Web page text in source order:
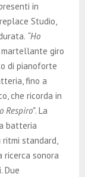
in
Studio,
“Ho
giro
di pianoforte
fino a
che ricorda in
Respiro”. La
batteria
standard,
sonora
Due